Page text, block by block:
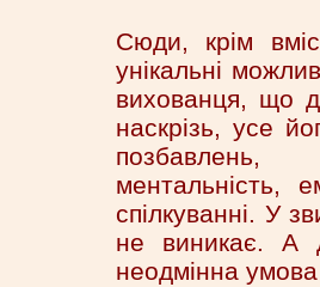
Сюди, крім
унікальні
вихованця, що
наскрізь, усе
позбавлень,
ментальність,
спілкуванні. У
не виникає. А
неодмінна